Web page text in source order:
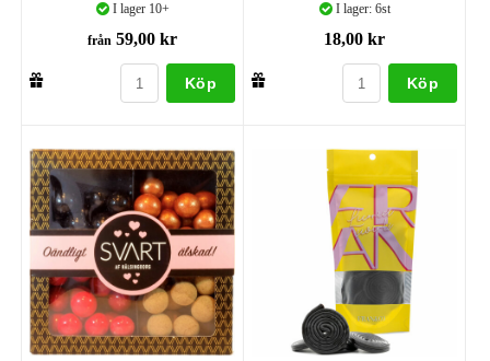
I lager 10+
från 59,00 kr
Köp
I lager: 6st
18,00 kr
Köp